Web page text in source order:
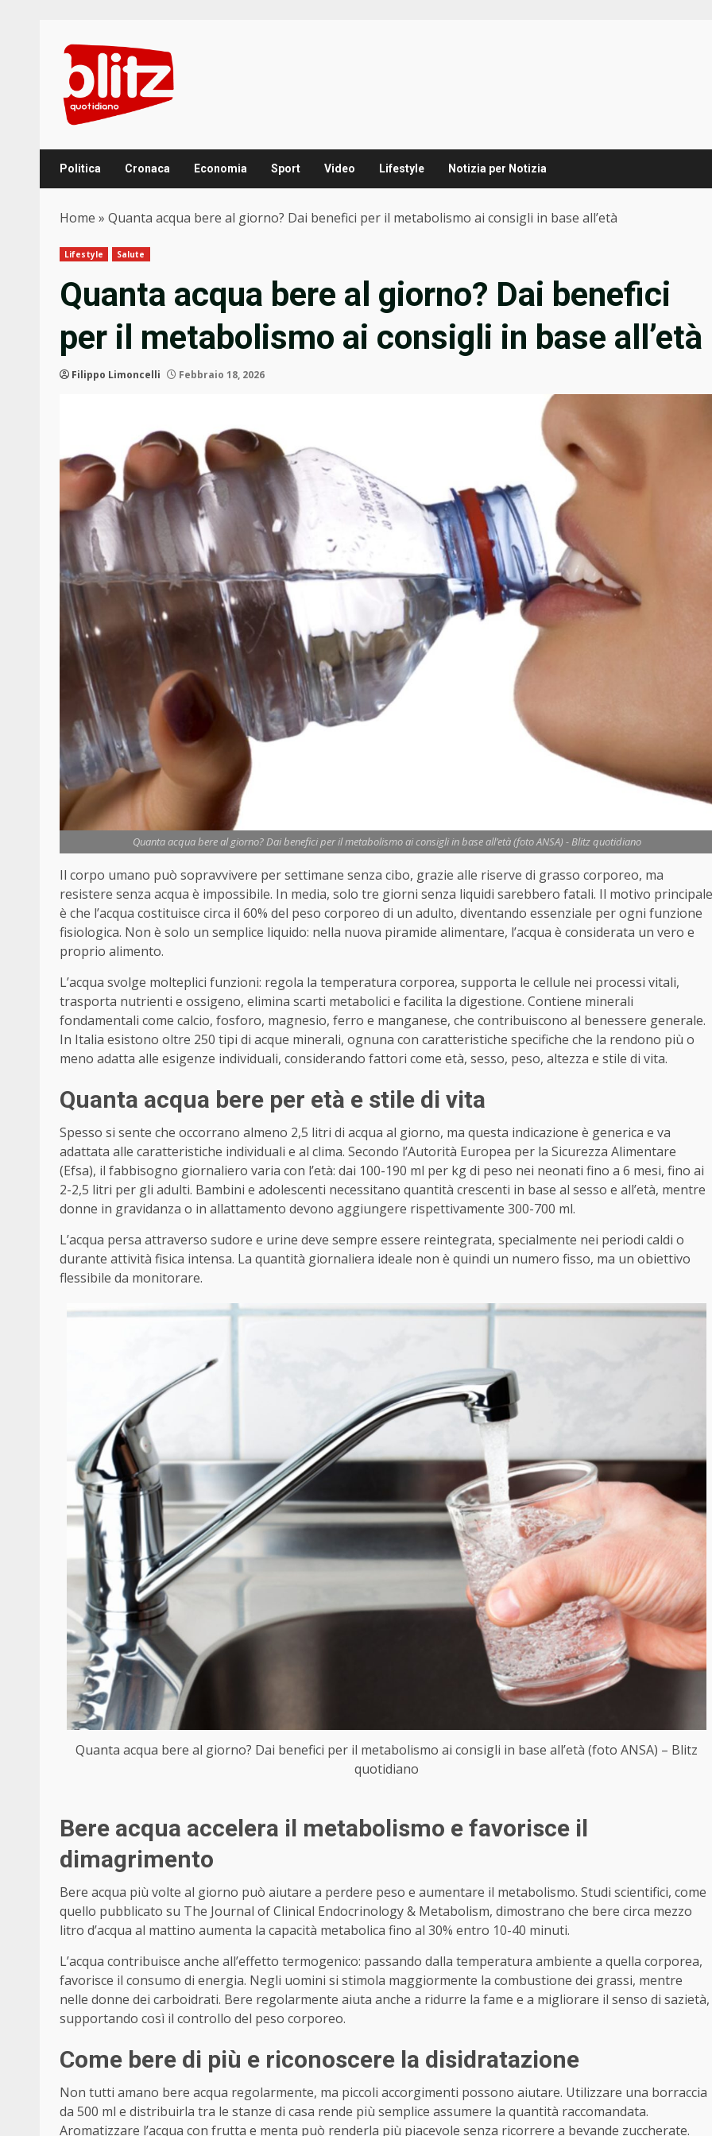
content
Politica Cronaca Economia Sport Video Lifestyle Notizia per Notizia
Home » Quanta acqua bere al giorno? Dai benefici per il metabolismo ai consigli in base all’età
Lifestyle Salute
Quanta acqua bere al giorno? Dai benefici
per il metabolismo ai consigli in base all’età
Filippo Limoncelli Febbraio 18, 2026
Quanta acqua bere al giorno? Dai benefici per il metabolismo ai consigli in base all’età (foto ANSA) - Blitz quotidiano
Il corpo umano può sopravvivere per settimane senza cibo, grazie alle riserve di grasso corporeo, ma
resistere senza acqua è impossibile. In media, solo tre giorni senza liquidi sarebbero fatali. Il motivo principale
è che l’acqua costituisce circa il 60% del peso corporeo di un adulto, diventando essenziale per ogni funzione
fisiologica. Non è solo un semplice liquido: nella nuova piramide alimentare, l’acqua è considerata un vero e
proprio alimento.
L’acqua svolge molteplici funzioni: regola la temperatura corporea, supporta le cellule nei processi vitali,
trasporta nutrienti e ossigeno, elimina scarti metabolici e facilita la digestione. Contiene minerali
fondamentali come calcio, fosforo, magnesio, ferro e manganese, che contribuiscono al benessere generale.
In Italia esistono oltre 250 tipi di acque minerali, ognuna con caratteristiche specifiche che la rendono più o
meno adatta alle esigenze individuali, considerando fattori come età, sesso, peso, altezza e stile di vita.
Quanta acqua bere per età e stile di vita
Spesso si sente che occorrano almeno 2,5 litri di acqua al giorno, ma questa indicazione è generica e va
adattata alle caratteristiche individuali e al clima. Secondo l’Autorità Europea per la Sicurezza Alimentare
(Efsa), il fabbisogno giornaliero varia con l’età: dai 100-190 ml per kg di peso nei neonati fino a 6 mesi, fino ai
2-2,5 litri per gli adulti. Bambini e adolescenti necessitano quantità crescenti in base al sesso e all’età, mentre
donne in gravidanza o in allattamento devono aggiungere rispettivamente 300-700 ml.
L’acqua persa attraverso sudore e urine deve sempre essere reintegrata, specialmente nei periodi caldi o
durante attività fisica intensa. La quantità giornaliera ideale non è quindi un numero fisso, ma un obiettivo
flessibile da monitorare.
Quanta acqua bere al giorno? Dai benefici per il metabolismo ai consigli in base all’età (foto ANSA) – Blitz
quotidiano
Bere acqua accelera il metabolismo e favorisce il
dimagrimento
Bere acqua più volte al giorno può aiutare a perdere peso e aumentare il metabolismo. Studi scientifici, come
quello pubblicato su The Journal of Clinical Endocrinology & Metabolism, dimostrano che bere circa mezzo
litro d’acqua al mattino aumenta la capacità metabolica fino al 30% entro 10-40 minuti.
L’acqua contribuisce anche all’effetto termogenico: passando dalla temperatura ambiente a quella corporea,
favorisce il consumo di energia. Negli uomini si stimola maggiormente la combustione dei grassi, mentre
nelle donne dei carboidrati. Bere regolarmente aiuta anche a ridurre la fame e a migliorare il senso di sazietà,
supportando così il controllo del peso corporeo.
Come bere di più e riconoscere la disidratazione
Non tutti amano bere acqua regolarmente, ma piccoli accorgimenti possono aiutare. Utilizzare una borraccia
da 500 ml e distribuirla tra le stanze di casa rende più semplice assumere la quantità raccomandata.
Aromatizzare l’acqua con frutta e menta può renderla più piacevole senza ricorrere a bevande zuccherate.